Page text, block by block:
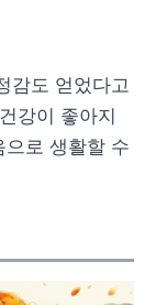
감도 얻었다고
강이 좋아지
으로 생활할 수